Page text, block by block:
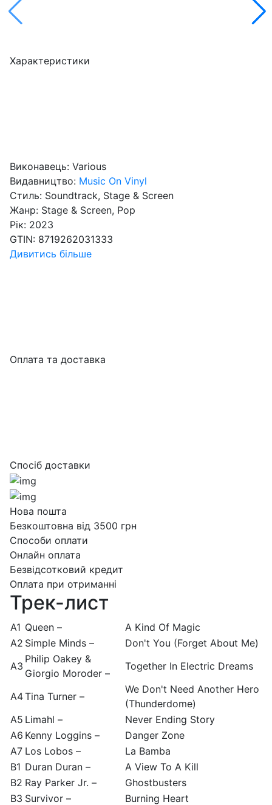
Характеристики
Виконавець: Various
Видавництво: Music On Vinyl
Стиль: Soundtrack, Stage & Screen
Жанр: Stage & Screen, Pop
Рік: 2023
GTIN: 8719262031333
Дивитись більше
Оплата та доставка
Спосіб доставки
Нова пошта
Безкоштовна від 3500 грн
Способи оплати
Онлайн оплата
Безвідсотковий кредит
Оплата при отриманні
Трек-лист
A1 Queen –
A Kind Of Magic
A2 Simple Minds –
Don't You (Forget About Me)
A3
Philip Oakey &
Giorgio Moroder –
Together In Electric Dreams
A4Tina Turner –
We Don't Need Another Hero
(Thunderdome)
A5 Limahl –
Never Ending Story
A6 Kenny Loggins –
Danger Zone
A7 Los Lobos –
La Bamba
B1 Duran Duran –
A View To A Kill
B2 Ray Parker Jr. –
Ghostbusters
B3 Survivor –
Burning Heart